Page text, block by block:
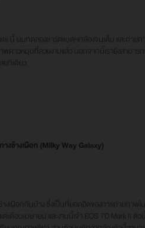
นี้ ผมทดลองชาร์ตแบตฯกล้องจนเต็ม และถ่าย
ดาวหมุนที่สวยงามแล้ว นอกจากนี้เรายังสามา
ยทีเดียว
างช้างเผือก (Milky Way Galaxy)
อกกันบ้าง ซึ่งเป็นที่ยอดฮิตของการถ่ายภาพในช่
ต่เดือนเมษายน และงานนี้เจ้า EOS 7D Mark